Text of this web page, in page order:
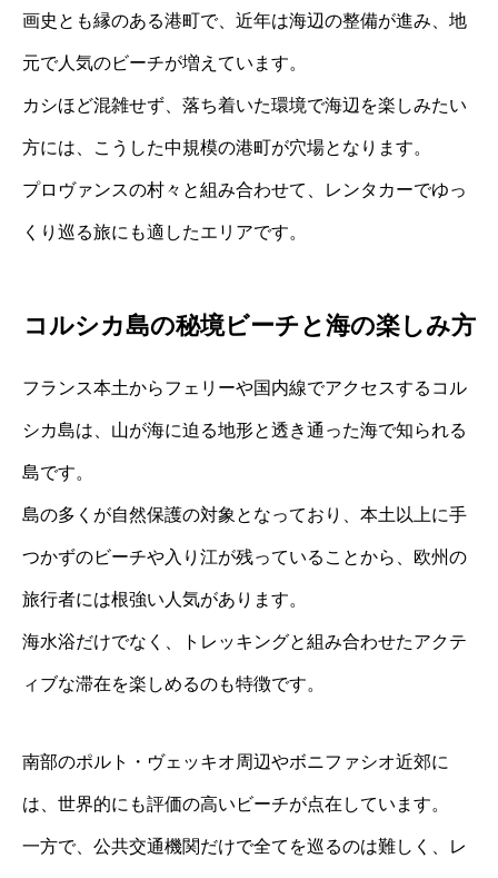
画史とも縁のある港町で、近年は海辺の整備が進み、地
元で人気のビーチが増えています。
カシほど混雑せず、落ち着いた環境で海辺を楽しみたい
方には、こうした中規模の港町が穴場となります。
プロヴァンスの村々と組み合わせて、レンタカーでゆっ
くり巡る旅にも適したエリアです。
コルシカ島の秘境ビーチと海の楽しみ方
フランス本土からフェリーや国内線でアクセスするコル
シカ島は、山が海に迫る地形と透き通った海で知られる
島です。
島の多くが自然保護の対象となっており、本土以上に手
つかずのビーチや入り江が残っていることから、欧州の
旅行者には根強い人気があります。
海水浴だけでなく、トレッキングと組み合わせたアクテ
ィブな滞在を楽しめるのも特徴です。
南部のポルト・ヴェッキオ周辺やボニファシオ近郊に
は、世界的にも評価の高いビーチが点在しています。
一方で、公共交通機関だけで全てを巡るのは難しく、レ